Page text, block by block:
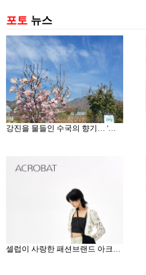
포토 뉴스